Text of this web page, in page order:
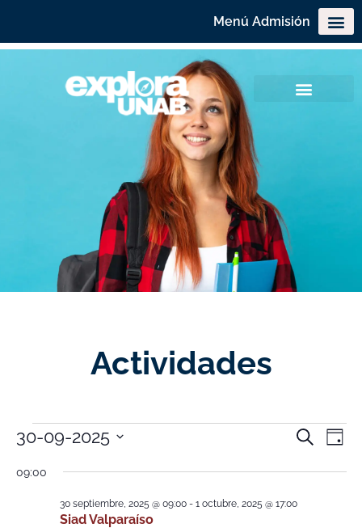
Menú Admisión
Actividades
de
Buscar
de
Día
30-09-2025
la
fecha.
09:00
Siad Valparaíso
30 septiembre, 2025 @ 09:00- 1 octubre, 2025 @ 17:00